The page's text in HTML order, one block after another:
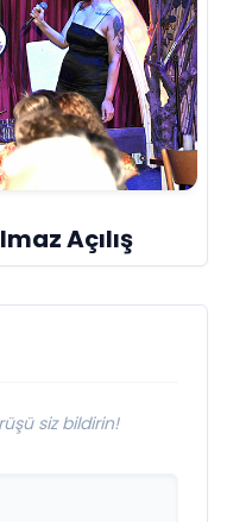
Açılış
siz bildirin!